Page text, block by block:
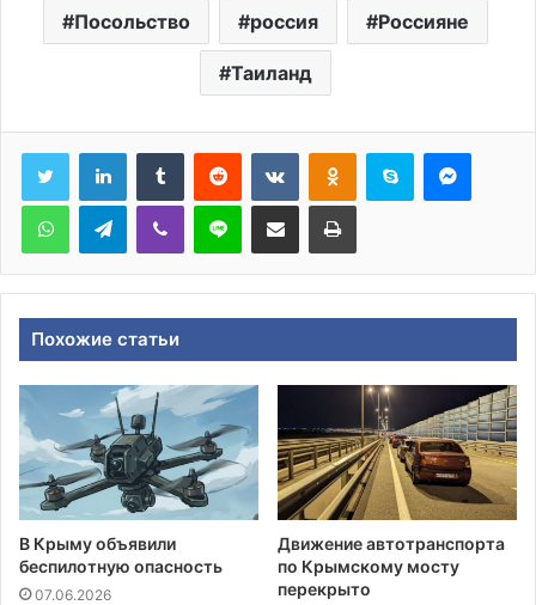
Посольство россия Россияне
Таиланд
Tumblr Reddit ВконтактеОдноклассники
Skype
WhatsAppTelegramViber Line Поделиться через электронную почту Печатать
Похожие статьи
В Крыму объявили
беспилотную опасность
07.06.2026
Движение автотранспорта
по Крымскому мосту
перекрыто